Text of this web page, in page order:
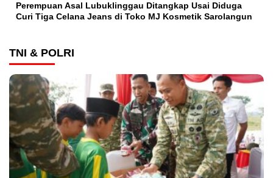
Perempuan Asal Lubuklinggau Ditangkap Usai Diduga
Curi Tiga Celana Jeans di Toko MJ Kosmetik Sarolangun
TNI & POLRI